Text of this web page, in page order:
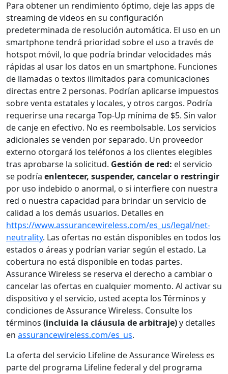
Para obtener un rendimiento óptimo, deje las apps de
streaming de videos en su configuración
predeterminada de resolución automática. El uso en un
smartphone tendrá prioridad sobre el uso a través de
hotspot móvil, lo que podría brindar velocidades más
rápidas al usar los datos en un smartphone. Funciones
de llamadas o textos ilimitados para comunicaciones
directas entre 2 personas. Podrían aplicarse impuestos
sobre venta estatales y locales, y otros cargos. Podría
requerirse una recarga Top-Up mínima de $5. Sin valor
de canje en efectivo. No es reembolsable. Los servicios
adicionales se venden por separado. Un proveedor
externo otorgará los teléfonos a los clientes elegibles
tras aprobarse la solicitud. Gestión de red: el servicio
se podría enlentecer, suspender, cancelar o restringir
por uso indebido o anormal, o si interfiere con nuestra
red o nuestra capacidad para brindar un servicio de
calidad a los demás usuarios. Detalles en
https://www.assurancewireless.com/es_us/legal/net-
neutrality. Las ofertas no están disponibles en todos los
estados o áreas y podrían variar según el estado. La
cobertura no está disponible en todas partes.
Assurance Wireless se reserva el derecho a cambiar o
cancelar las ofertas en cualquier momento. Al activar su
dispositivo y el servicio, usted acepta los Términos y
condiciones de Assurance Wireless. Consulte los
términos (incluida la cláusula de arbitraje)y detalles
en assurancewireless.com/es_us.
La oferta del servicio Lifeline de Assurance Wireless es
parte del programa Lifeline federal y del programa